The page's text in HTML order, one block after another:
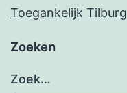
Toegankelijk Tilburg
Zoeken
Zoek…